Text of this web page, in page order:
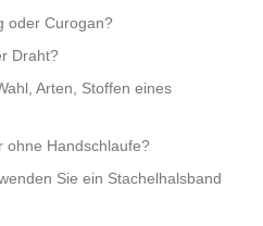
oder Curogan?
Draht?
Arten, Stoffen eines
ohne Handschlaufe?
Sie ein Stachelhalsband